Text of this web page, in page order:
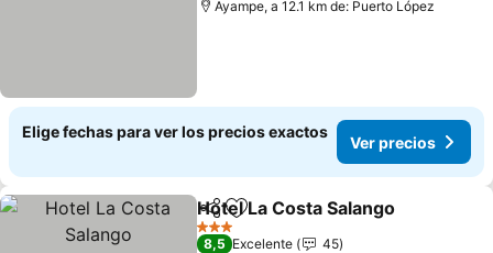
Ayampe, a 12.1 km de: Puerto López
Elige fechas para ver los precios exactos
Ver precios
CompartirAgregar a favoritos
Hotel La Costa Salango
3 Estrellas
8,5 Excelente
45